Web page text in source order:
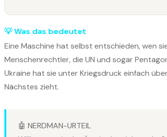
💡 Was das bedeutet
Eine Maschine hat selbst entschieden, wen
Menschenrechtler, die UN und sogar
Ukraine hat sie unter Kriegsdruck einfach
Nächstes zieht.
🤖 NERDMAN-URTEIL